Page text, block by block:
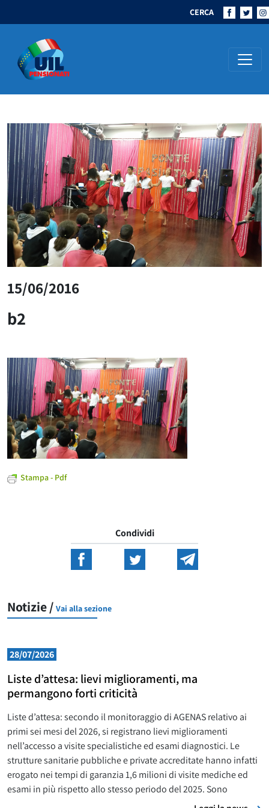
CERCA
Navigazione principale
15/06/2016
b2
Stampa - Pdf
Condividi
Notizie / Vai alla sezione
28/07/2026
Liste d’attesa: lievi miglioramenti, ma
permangono forti criticità
Liste d’attesa: secondo il monitoraggio di AGENAS relativo ai
primi sei mesi del 2026, si registrano lievi miglioramenti
nell’accesso a visite specialistiche ed esami diagnostici. Le
strutture sanitarie pubbliche e private accreditate hanno infatti
erogato nei tempi di garanzia 1,6 milioni di visite mediche ed
esami in più rispetto allo stesso periodo del 2025. Sono